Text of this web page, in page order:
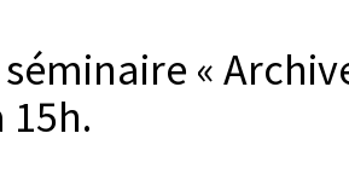
«
15h.